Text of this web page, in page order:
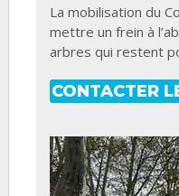
La mobilisation du
mettre un frein à
arbres qui restent
CONTACTER